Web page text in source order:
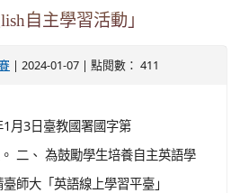
自主學習活動」
| 2024-01-07 | 點閱數： 411
月3日臺教國署國字第
二、 為鼓勵學生培養自主英語學
師大「英語線上學習平臺」